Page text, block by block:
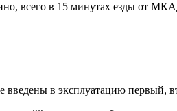
всего в 15 минутах езды от
в эксплуатацию первый,